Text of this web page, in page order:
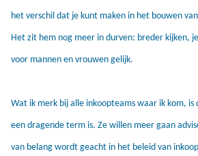
het verschil dat je kunt maken in het bouwen
Het zit hem nog meer in durven: breder kijken,
voor mannen en vrouwen gelijk.
Wat ik merk bij alle inkoopteams waar ik kom, is
een dragende term is. Ze willen meer gaan
van belang wordt geacht in het beleid van